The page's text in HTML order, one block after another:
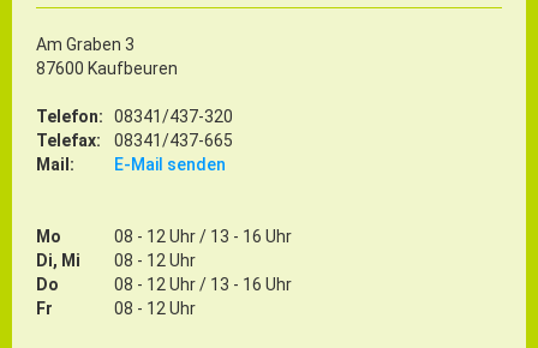
Am Graben 3
87600 Kaufbeuren
Telefon:
08341/437-320
Telefax:
08341/437-665
Mail:
E-Mail senden
Mo
08 - 12 Uhr / 13 - 16 Uhr
Di, Mi
08 - 12 Uhr
Do
08 - 12 Uhr / 13 - 16 Uhr
Fr
08 - 12 Uhr